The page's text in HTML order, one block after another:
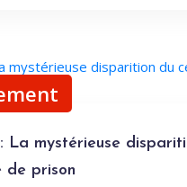
La mystérieuse
de prison